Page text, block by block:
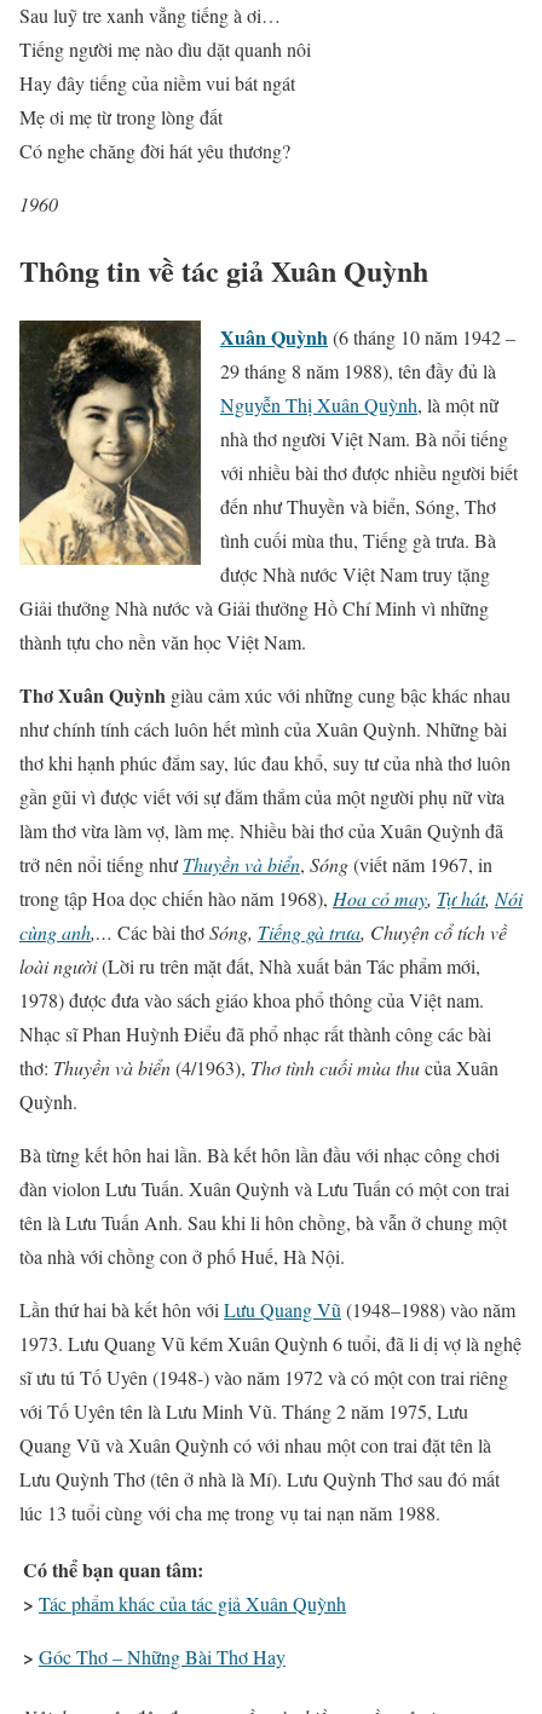
Sau luỹ tre xanh vẳng tiếng à ơi…
Tiếng người mẹ nào dìu dặt quanh nôi
Hay đây tiếng của niềm vui bát ngát
Mẹ ơi mẹ từ trong lòng đất
Có nghe chăng đời hát yêu thương?
1960
Thông tin về tác giả Xuân Quỳnh
Xuân Quỳnh(6 tháng 10 năm 1942 –
29 tháng 8 năm 1988), tên đầy đủ là
Nguyễn Thị Xuân Quỳnh, là một nữ
nhà thơ người Việt Nam. Bà nổi tiếng
với nhiều bài thơ được nhiều người biết
đến như Thuyền và biển, Sóng, Thơ
tình cuối mùa thu, Tiếng gà trưa. Bà
được Nhà nước Việt Nam truy tặng
Giải thưởng Nhà nước và Giải thưởng Hồ Chí Minh vì những
thành tựu cho nền văn học Việt Nam.
Thơ Xuân Quỳnh giàu cảm xúc với những cung bậc khác nhau
như chính tính cách luôn hết mình của Xuân Quỳnh. Những bài
thơ khi hạnh phúc đắm say, lúc đau khổ, suy tư của nhà thơ luôn
gần gũi vì được viết với sự đằm thắm của một người phụ nữ vừa
làm thơ vừa làm vợ, làm mẹ. Nhiều bài thơ của Xuân Quỳnh đã
trở nên nổi tiếng nhưThuyền và biển, Sóng(viết năm 1967, in
trong tập Hoa dọc chiến hào năm 1968), Hoa cỏ may, Tự hát, Nói
cùng anh,… Các bài thơSóng, Tiếng gà trưa, Chuyện cổ tích về
loài người(Lời ru trên mặt đất, Nhà xuất bản Tác phẩm mới,
1978) được đưa vào sách giáo khoa phổ thông của Việt nam.
Nhạc sĩ Phan Huỳnh Điểu đã phổ nhạc rất thành công các bài
thơ: Thuyền và biển(4/1963), Thơ tình cuối mùa thucủa Xuân
Quỳnh.
Bà từng kết hôn hai lần. Bà kết hôn lần đầu với nhạc công chơi
đàn violon Lưu Tuấn. Xuân Quỳnh và Lưu Tuấn có một con trai
tên là Lưu Tuấn Anh. Sau khi li hôn chồng, bà vẫn ở chung một
tòa nhà với chồng con ở phố Huế, Hà Nội.
Lần thứ hai bà kết hôn với Lưu Quang Vũ (1948–1988) vào năm
1973. Lưu Quang Vũ kém Xuân Quỳnh 6 tuổi, đã li dị vợ là nghệ
sĩ ưu tú Tố Uyên (1948-) vào năm 1972 và có một con trai riêng
với Tố Uyên tên là Lưu Minh Vũ. Tháng 2 năm 1975, Lưu
Quang Vũ và Xuân Quỳnh có với nhau một con trai đặt tên là
Lưu Quỳnh Thơ (tên ở nhà là Mí). Lưu Quỳnh Thơ sau đó mất
lúc 13 tuổi cùng với cha mẹ trong vụ tai nạn năm 1988.
Có thể bạn quan tâm:
> Tác phẩm khác của tác giả Xuân Quỳnh
> Góc Thơ – Những Bài Thơ Hay